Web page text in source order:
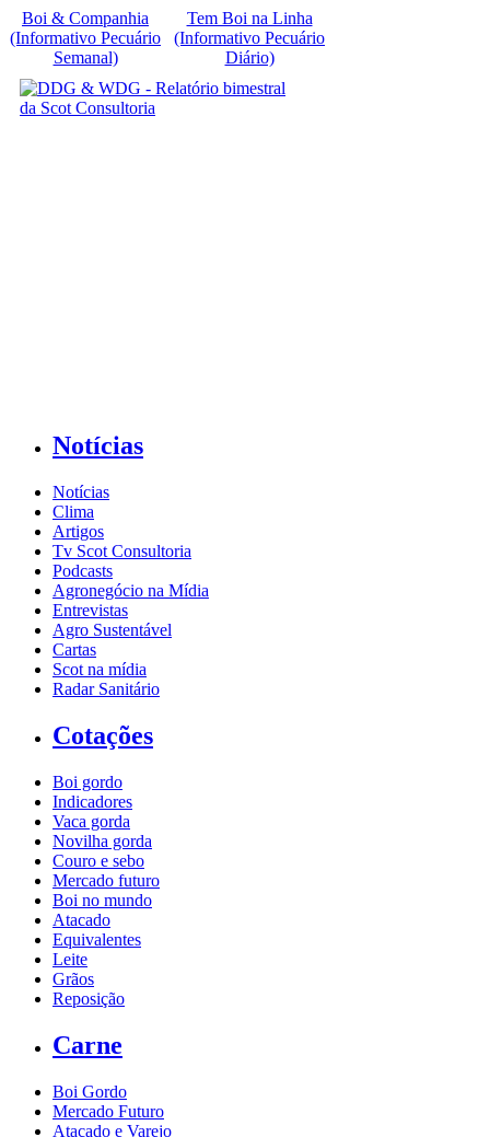
Boi & Companhia
(Informativo Pecuário
Semanal)
Tem Boi na Linha
(Informativo Pecuário
Diário)
Notícias
Notícias
Clima
Artigos
Tv Scot Consultoria
Podcasts
Agronegócio na Mídia
Entrevistas
Agro Sustentável
Cartas
Scot na mídia
Radar Sanitário
Cotações
Boi gordo
Indicadores
Vaca gorda
Novilha gorda
Couro e sebo
Mercado futuro
Boi no mundo
Atacado
Equivalentes
Leite
Grãos
Reposição
Carne
Boi Gordo
Mercado Futuro
Atacado e Varejo